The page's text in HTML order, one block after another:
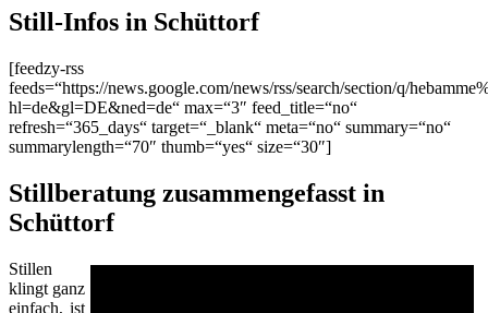
Still-Infos in Schüttorf
[feedzy-rss
feeds=“https://news.google.com/news/rss/search/section/q/
hl=de&gl=DE&ned=de“ max=“3″ feed_title=“no“
refresh=“365_days“ target=“_blank“ meta=“no“ summary=“no“
summarylength=“70″ thumb=“yes“ size=“30″]
Stillberatung zusammengefasst in
Schüttorf
Stillen
klingt ganz
einfach, ist